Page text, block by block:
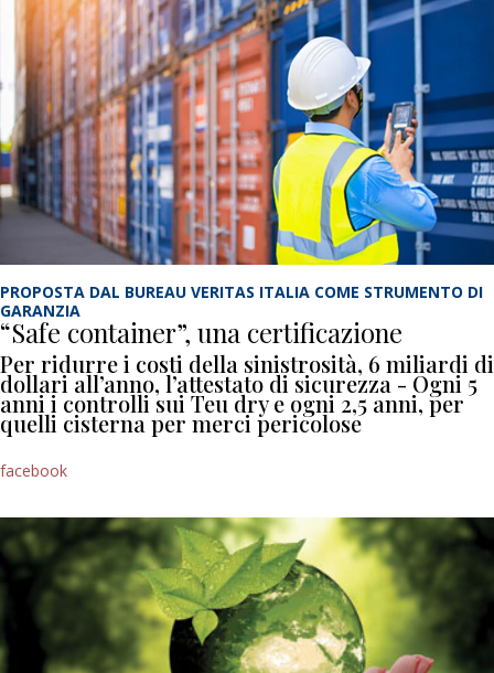
PROPOSTA DAL BUREAU VERITAS ITALIA COME STRUMENTO DI
GARANZIA
“Safe container”, una certificazione
Per ridurre i costi della sinistrosità, 6 miliardi di
dollari all’anno, l’attestato di sicurezza - Ogni 5
anni i controlli sui Teu dry e ogni 2,5 anni, per
quelli cisterna per merci pericolose
facebook